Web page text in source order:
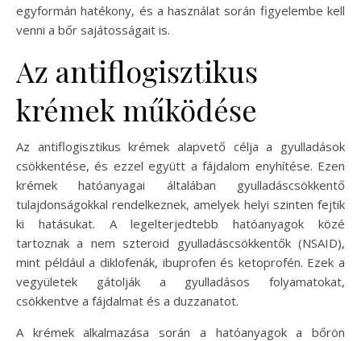
egyformán hatékony, és a használat során figyelembe kell
venni a bőr sajátosságait is.
Az antiflogisztikus
krémek működése
Az antiflogisztikus krémek alapvető célja a gyulladások
csökkentése, és ezzel együtt a fájdalom enyhítése. Ezen
krémek hatóanyagai általában gyulladáscsökkentő
tulajdonságokkal rendelkeznek, amelyek helyi szinten fejtik
ki hatásukat. A legelterjedtebb hatóanyagok közé
tartoznak a nem szteroid gyulladáscsökkentők (NSAID),
mint például a diklofenák, ibuprofen és ketoprofén. Ezek a
vegyületek gátolják a gyulladásos folyamatokat,
csökkentve a fájdalmat és a duzzanatot.
A krémek alkalmazása során a hatóanyagok a bőrön